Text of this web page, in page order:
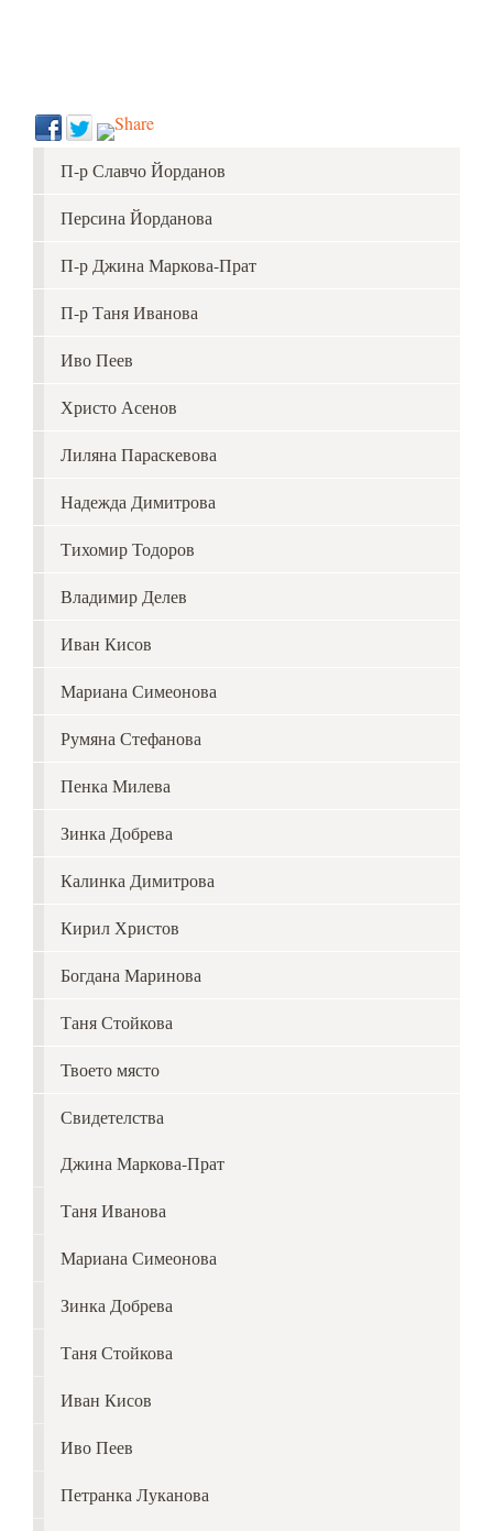
П-р Славчо Йорданов
Персина Йорданова
П-р Джина Маркова-Прат
П-р Таня Иванова
Иво Пеев
Христо Асенов
Лиляна Параскевова
Надежда Димитрова
Тихомир Тодоров
Владимир Делев
Иван Кисов
Мариана Симеонова
Румяна Стефанова
Пенка Милева
Зинка Добрева
Калинка Димитрова
Кирил Христов
Богдана Маринова
Таня Стойкова
Твоето място
Свидетелства
Джина Маркова-Прат
Таня Иванова
Мариана Симеонова
Зинка Добрева
Таня Стойкова
Иван Кисов
Иво Пеев
Петранка Луканова